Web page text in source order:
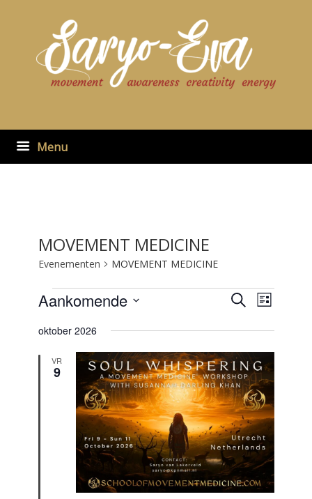
Menu
MOVEMENT MEDICINE
Evenementen MOVEMENT MEDICINE
Evenementen
Evenementen
zoeken
weergeven
ZoekenEvenement
weergaven
Lijst
Aankomende
een
oktober 2026
VR
9